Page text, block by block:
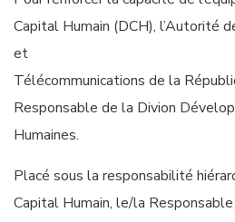
Capital Humain (DCH), l’Autorité
et
Télécommunications de la
Responsable de la Divion
Humaines.
Placé sous la responsabilité
Capital Humain, le/la